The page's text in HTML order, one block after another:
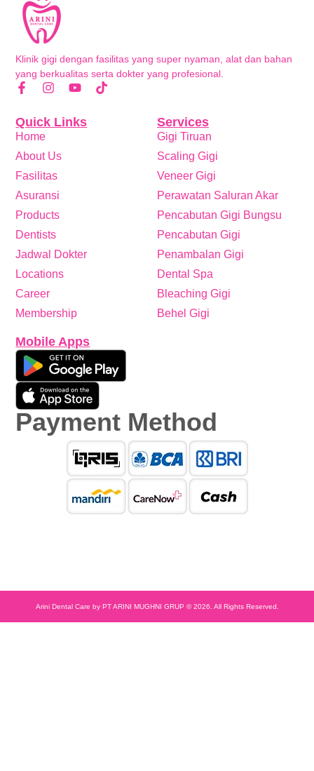
Klinik gigi dengan fasilitas yang super nyaman, alat dan bahan
yang berkualitas serta dokter yang profesional.
Services
Gigi Tiruan
Scaling Gigi
Veneer Gigi
Perawatan Saluran Akar
Pencabutan Gigi Bungsu
Pencabutan Gigi
Penambalan Gigi
Dental Spa
Bleaching Gigi
Behel Gigi
Quick Links
Home
About Us
Fasilitas
Asuransi
Products
Dentists
Jadwal Dokter
Locations
Career
Membership
Mobile Apps
Payment Method
Arini Dental Care by PT ARINI MUGHNI GRUP © 2026. All Rights Reserved.